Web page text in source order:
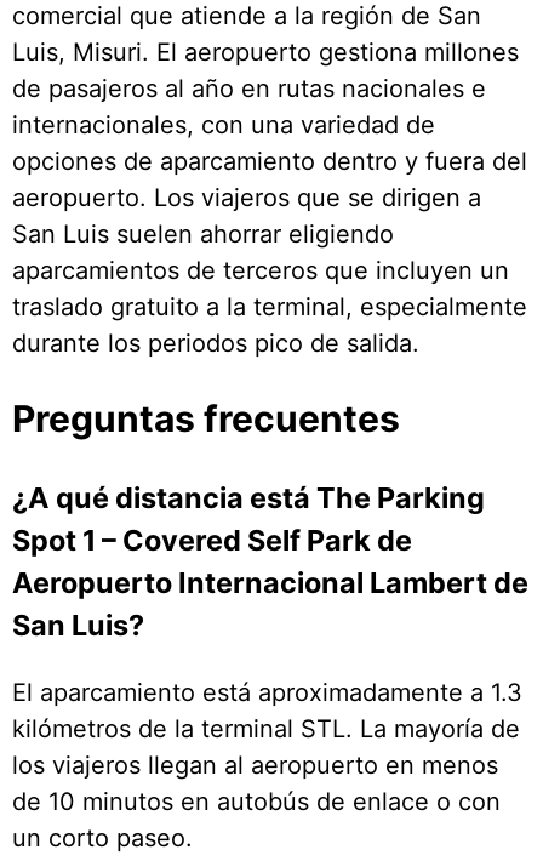
comercial que atiende a la región de San
Luis, Misuri. El aeropuerto gestiona millones
de pasajeros al año en rutas nacionales e
internacionales, con una variedad de
opciones de aparcamiento dentro y fuera del
aeropuerto. Los viajeros que se dirigen a
San Luis suelen ahorrar eligiendo
aparcamientos de terceros que incluyen un
traslado gratuito a la terminal, especialmente
durante los periodos pico de salida.
Preguntas frecuentes
¿A qué distancia está The Parking
Spot 1 – Covered Self Park de
Aeropuerto Internacional Lambert de
San Luis?
El aparcamiento está aproximadamente a 1.3
kilómetros de la terminal STL. La mayoría de
los viajeros llegan al aeropuerto en menos
de 10 minutos en autobús de enlace o con
un corto paseo.